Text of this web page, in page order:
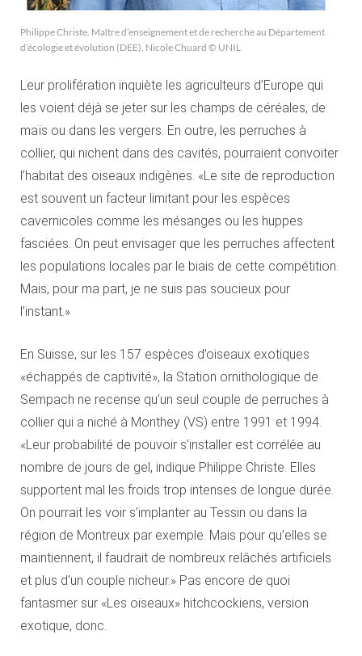
Philippe Christe. Maître d’enseignement et de recherche au Département
d’écologie et évolution (DEE). Nicole Chuard © UNIL
Leur prolifération inquiète les agriculteurs d’Europe qui
les voient déjà se jeter sur les champs de céréales, de
maïs ou dans les vergers. En outre, les perruches à
collier, qui nichent dans des cavités, pourraient convoiter
l’habitat des oiseaux indigènes. «Le site de reproduction
est souvent un facteur limitant pour les espèces
cavernicoles comme les mésanges ou les huppes
fasciées. On peut envisager que les perruches affectent
les populations locales par le biais de cette compétition.
Mais, pour ma part, je ne suis pas soucieux pour
l’instant.»
En Suisse, sur les 157 espèces d’oiseaux exotiques
«échappés de captivité», la Station ornithologique de
Sempach ne recense qu’un seul couple de perruches à
collier qui a niché à Monthey (VS) entre 1991 et 1994.
«Leur probabilité de pouvoir s’installer est corrélée au
nombre de jours de gel, indique Philippe Christe. Elles
supportent mal les froids trop intenses de longue durée.
On pourrait les voir s’implanter au Tessin ou dans la
région de Montreux par exemple. Mais pour qu’elles se
maintiennent, il faudrait de nombreux relâchés artificiels
et plus d’un couple nicheur.» Pas encore de quoi
fantasmer sur «Les oiseaux» hitchcockiens, version
exotique, donc.